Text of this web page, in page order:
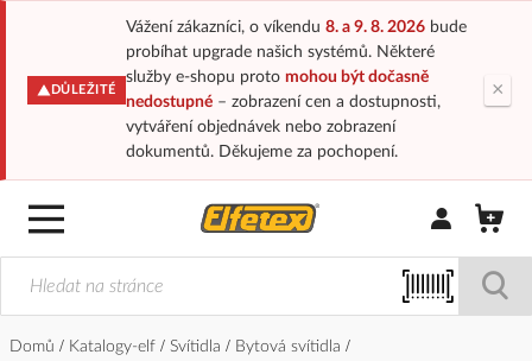
DŮLEŽITÉ
Vážení zákazníci, o víkendu 8. a 9. 8. 2026bude
probíhat upgrade našich systémů. Některé
služby e-shopu proto mohou být dočasně
nedostupné– zobrazení cen a dostupnosti,
vytváření objednávek nebo zobrazení
dokumentů. Děkujeme za pochopení.
×
Přihlásit/
Domů Katalogy-elf Svítidla
Bytová svítidla